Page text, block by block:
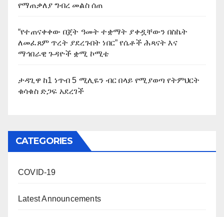
የማጠቃለያ ግብረ መልስ ሰጠ
“የተጠናቀቀው በጀት ዓመት ተቋማት ያቀዷቸውን በስኬት
ለመፈጸም ጥረት ያደረጉበት ነበር” የሴቶች ሕጻናት እና
ማኅበራዊ ጉዳዮች ቋሚ ኮሚቴ
ታዳጊዋ ከ1 ነጥብ 5 ሚሊዬን ብር በላይ የሚያወጣ የትምህርት
ቁሳቁስ ድጋፍ አደረገች
CATEGORIES
COVID-19
Latest Announcements